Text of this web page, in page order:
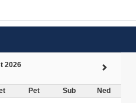
2026
Pet Sub Ned